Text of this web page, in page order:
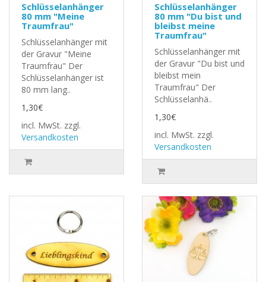
Schlüsselanhänger
80 mm "Meine
Traumfrau"
Schlüsselanhänger mit
der Gravur "Meine
Traumfrau" Der
Schlüsselanhänger ist
80 mm lang..
1,30€
incl. MwSt. zzgl.
Versandkosten
Schlüsselanhänger
80 mm "Du bist und
bleibst meine
Traumfrau"
Schlüsselanhänger mit
der Gravur "Du bist und
bleibst mein
Traumfrau" Der
Schlüsselanhä..
1,30€
incl. MwSt. zzgl.
Versandkosten